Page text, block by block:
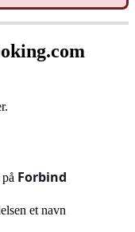
.com
.
på Forbind
et navn